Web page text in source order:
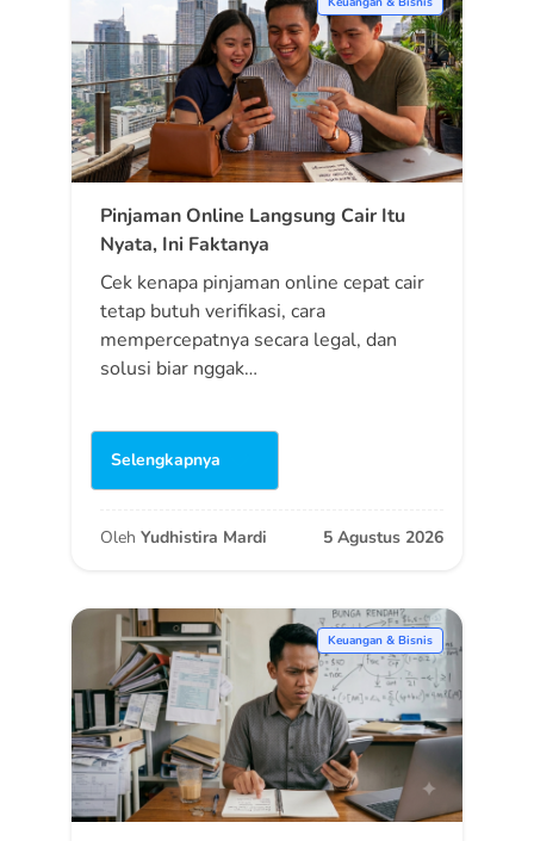
Pinjaman Online Langsung Cair Itu
Nyata, Ini Faktanya
Cek kenapa pinjaman online cepat cair
tetap butuh verifikasi, cara
mempercepatnya secara legal, dan
solusi biar nggak…
Selengkapnya
Oleh Yudhistira Mardi 5 Agustus 2026
Keuangan & Bisnis